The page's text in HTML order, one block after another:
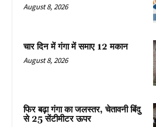
August 8, 2026
चार दिन में गंगा में समाए 12 मकान
August 8, 2026
फिर बढ़ा गंगा का जलस्तर, चेतावनी बिंदु
से 25 सेंटीमीटर ऊपर